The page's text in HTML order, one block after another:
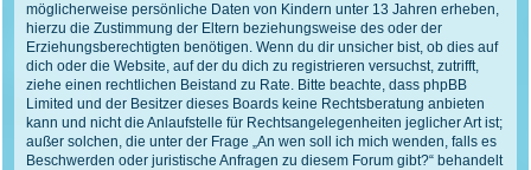
möglicherweise persönliche Daten von Kindern unter 13 Jahren erheben,
hierzu die Zustimmung der Eltern beziehungsweise des oder der
Erziehungsberechtigten benötigen. Wenn du dir unsicher bist, ob dies auf
dich oder die Website, auf der du dich zu registrieren versuchst, zutrifft,
ziehe einen rechtlichen Beistand zu Rate. Bitte beachte, dass phpBB
Limited und der Besitzer dieses Boards keine Rechtsberatung anbieten
kann und nicht die Anlaufstelle für Rechtsangelegenheiten jeglicher Art ist;
außer solchen, die unter der Frage „An wen soll ich mich wenden, falls es
Beschwerden oder juristische Anfragen zu diesem Forum gibt?“ behandelt